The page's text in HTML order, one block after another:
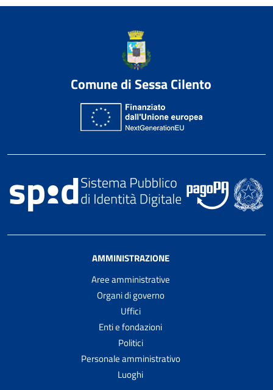
Comune di Sessa Cilento
AMMINISTRAZIONE
Aree amministrative
Organi di governo
Uffici
Enti e fondazioni
Politici
Personale amministrativo
Luoghi